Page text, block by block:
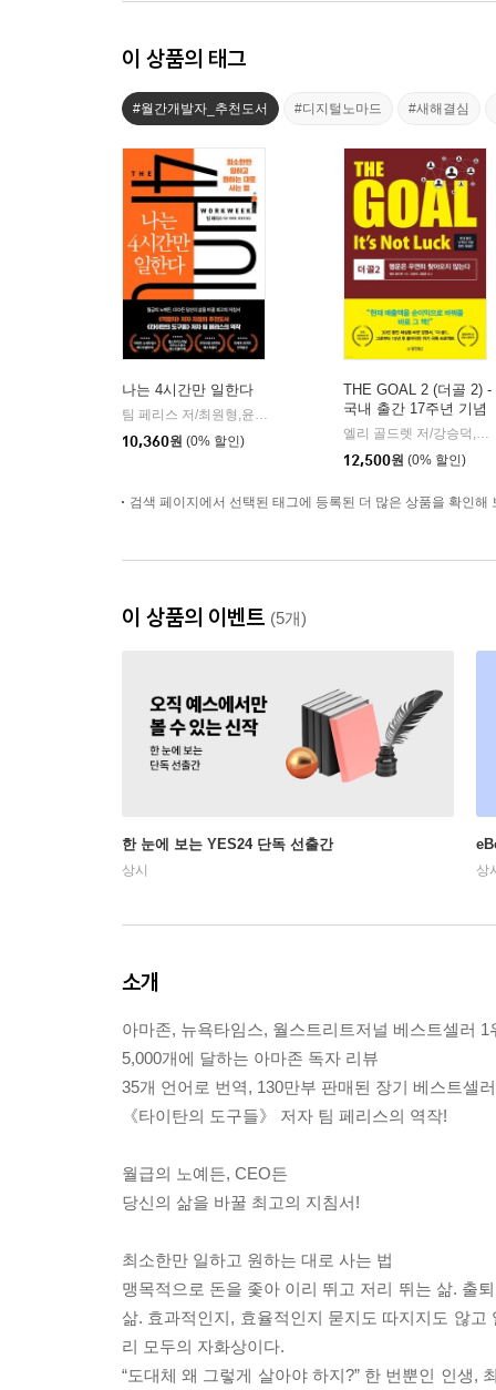
이 상품의 태그
#월간개발자_추천도서 #디지털노마드 #새해결심
나는 4시간만 일한다
다른상상
10,360원 (0% 할인)
THE GOAL 2 (더골 2) -
국내 출간 17주년 기념
전면 개정판
12,500원 (0% 할인)
검색 페이지에서 선택된 태그에 등록된 더 많은 상품을 확인해
이 상품의 이벤트 (5개)
한 눈에 보는 YES24 단독 선출간
상시 상
소개
아마존, 뉴욕타임스, 월스트리트저널 베스트셀러 1
5,000개에 달하는 아마존 독자 리뷰
35개 언어로 번역, 130만부 판매된 장기 베스트셀러
《타이탄의 도구들》 저자 팀 페리스의 역작!
월급의 노예든, CEO든
당신의 삶을 바꿀 최고의 지침서!
최소한만 일하고 원하는 대로 사는 법
맹목적으로 돈을 좇아 이리 뛰고 저리 뛰는 삶. 출
삶. 효과적인지, 효율적인지 묻지도 따지지도 않
리 모두의 자화상이다.
“도대체 왜 그렇게 살아야 하지?” 한 번뿐인 인생,